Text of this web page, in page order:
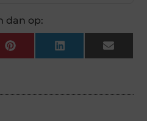
dan op:
Pinterest LinkedIn Email